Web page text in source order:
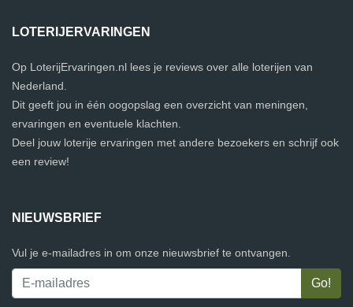
LOTERIJERVARINGEN
Op LoterijErvaringen.nl lees je reviews over alle loterijen van
Nederland.
Dit geeft jou in één oogopslag een overzicht van meningen,
ervaringen en eventuele klachten.
Deel jouw loterije ervaringen met andere bezoekers en schrijf ook
een review!
NIEUWSBRIEF
Vul je e-mailadres in om onze nieuwsbrief te ontvangen.